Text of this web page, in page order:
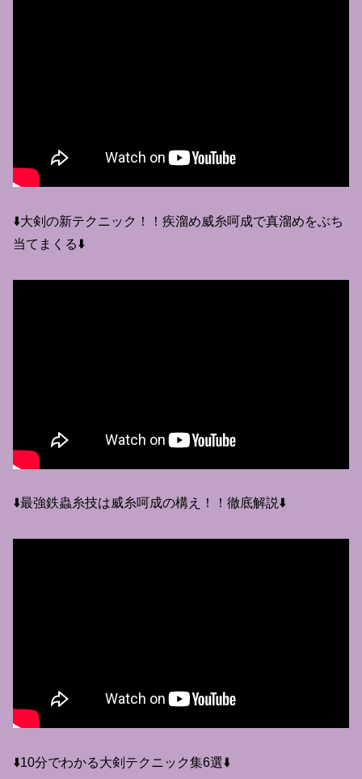
⬇️大剣の新テクニック！！疾溜め威糸呵成で真溜めをぶち
当てまくる⬇️
⬇️最強鉄蟲糸技は威糸呵成の構え！！徹底解説⬇️
⬇️10分でわかる大剣テクニック集6選⬇️